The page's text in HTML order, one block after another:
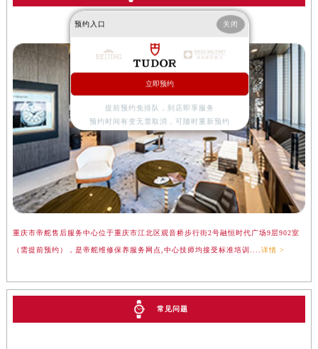
重庆市帝舵售后服务中心位于重庆市江北区观音桥步行街2号融恒时代广场9层902室
（需提前预约），是帝舵维修保养服务网点,中心技师均接受标准培训....详情 >
常见问题
预约入口 关闭
立即预约
提前预约免排队，到店即享服务
预约时间有变无需取消，可随时重新预约